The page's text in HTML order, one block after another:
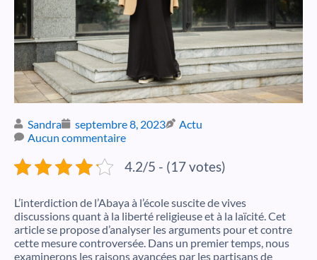
Sandra septembre 8, 2023
Actu
Aucun commentaire
4.2/5 - (17 votes)
L’interdiction de l’Abaya à l’école suscite de vives
discussions quant à la liberté religieuse et à la laïcité. Cet
article se propose d’analyser les arguments pour et contre
cette mesure controversée. Dans un premier temps, nous
examinerons les raisons avancées par les partisans de